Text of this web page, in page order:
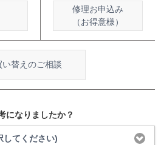
修理お申込み
（お得意様）
い替えのご相談
になりましたか？
してください)